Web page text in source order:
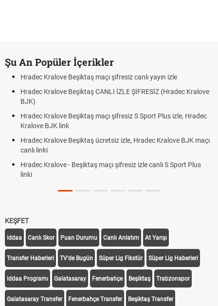
Şu An Popüler İçerikler
Hradec Kralove Beşiktaş maçı şifresiz canlı yayın izle
Hradec Kralove Beşiktaş CANLI İZLE ŞİFRESİZ (Hradec Kralove
BJK)
Hradec Kralove Beşiktaş maçı şifresiz S Sport Plus izle, Hradec
Kralove BJK link
Hradec Kralove Beşiktaş ücretsiz izle, Hradec Kralove BJK maçı
canlı linki
Hradec Kralove - Beşiktaş maçı şifresiz izle canlı S Sport Plus
linki
KEŞFET
iddaa Canlı Skor Puan Durumu Canlı Anlatım At Yarışı
Transfer Haberleri TV'de Bugün Süper Lig Fikstür Süper Lig Haberleri
iddaa Programı Galatasaray Fenerbahçe Beşiktaş Trabzonspor
Galatasaray Transfer Fenerbahçe Transfer Beşiktaş Transfer